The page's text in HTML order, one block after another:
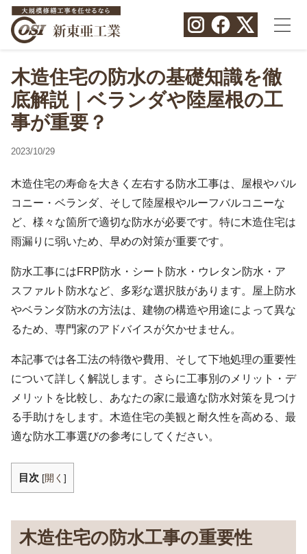
木造住宅の防水の基礎知識を徹
底解説｜ベランダや陸屋根の工
事が重要？
2023/10/29
木造住宅の寿命を大きく左右する防水工事は、屋根やバル
コニー・ベランダ、そして陸屋根やルーフバルコニーな
ど、様々な箇所で適切な防水が必要です。特に木造住宅は
雨漏りに弱いため、早めの対策が重要です。
防水工事にはFRP防水・シート防水・ウレタン防水・ア
スファルト防水など、多彩な選択肢があります。屋上防水
やベランダ防水の方法は、建物の構造や用途によって異な
るため、専門家のアドバイスが欠かせません。
本記事では各工法の特徴や費用、そして下地処理の重要性
について詳しく解説します。さらに工事別のメリット・デ
メリットを比較し、あなたの家に最適な防水対策を見つけ
る手助けをします。木造住宅の美観と耐久性を高める、最
適な防水工事選びの参考にしてください。
目次 [開く ]
木造住宅の防水工事の重要性